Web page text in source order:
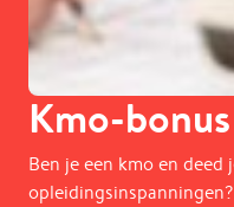
Kmo-bonus
Ben je een kmo en